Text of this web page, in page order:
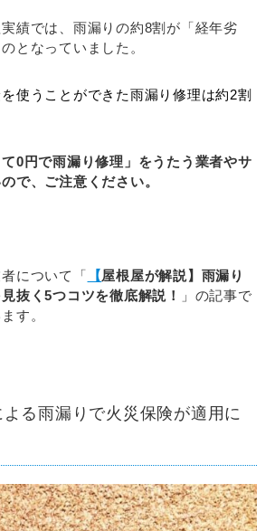
績では、 雨漏りの約8割が「経年劣
となっていました。
使うことができた雨漏り修理は約2割
て0円で雨漏り修理」をうたう業者やサ
で、ご注意ください。
について「 【屋根屋が解説】雨漏り
抜く5つコツを徹底解説！
」の記事で
す。
る雨漏りで火災保険が適用に